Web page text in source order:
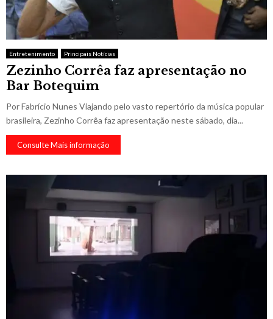
Entretenimento Principais Notícias
Zezinho Corrêa faz apresentação no
Bar Botequim
Por Fabrício Nunes Viajando pelo vasto repertório da música popular
brasileira, Zezinho Corrêa faz apresentação neste sábado, dia...
Consulte Mais informação